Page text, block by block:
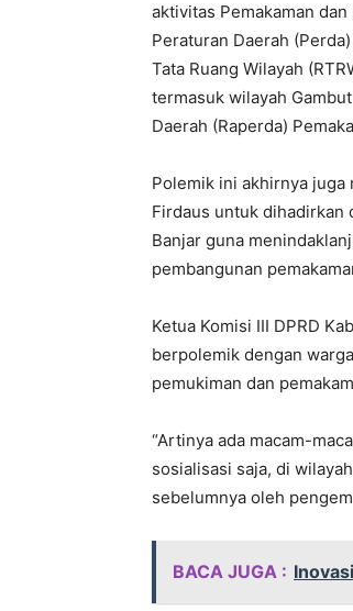
aktivitas Pemakaman dan
Peraturan Daerah
Tata Ruang Wilayah
termasuk wilayah
Daerah (Raperda)
Polemik ini akhirnya juga
Firdaus untuk dihadirkan
Banjar guna
pembangunan
Ketua Komisi III DPRD
berpolemik dengan
pemukiman dan
“Artinya ada macam-
sosialisasi saja, di
sebelumnya oleh
BACA JUGA :